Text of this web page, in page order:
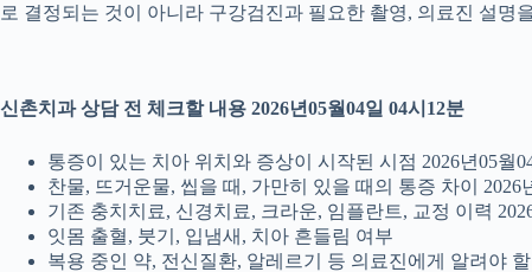
로 결정되는 것이 아니라 구강검진과 필요한 촬영, 의료진 설명
신촌치과 상담 전 체크할 내용 2026년05월04일 04시12분
통증이 있는 치아 위치와 증상이 시작된 시점 2026년05월
찬물, 뜨거운물, 씹을 때, 가만히 있을 때의 통증 차이 2026
기존 충치치료, 신경치료, 크라운, 임플란트, 교정 이력
잇몸 출혈, 붓기, 입냄새, 치아 흔들림 여부
복용 중인 약, 전신질환, 알레르기 등 의료진에게 알려야